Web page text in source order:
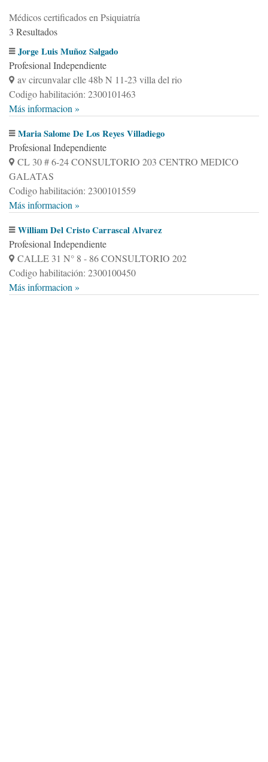
Médicos certificados en Psiquiatría
3 Resultados
Jorge Luis Muñoz Salgado
Profesional Independiente
av circunvalar clle 48b N 11-23 villa del rio
Codigo habilitación: 2300101463
Más informacion »
Maria Salome De Los Reyes Villadiego
Profesional Independiente
CL 30 # 6-24 CONSULTORIO 203 CENTRO MEDICO
GALATAS
Codigo habilitación: 2300101559
Más informacion »
William Del Cristo Carrascal Alvarez
Profesional Independiente
CALLE 31 N° 8 - 86 CONSULTORIO 202
Codigo habilitación: 2300100450
Más informacion »